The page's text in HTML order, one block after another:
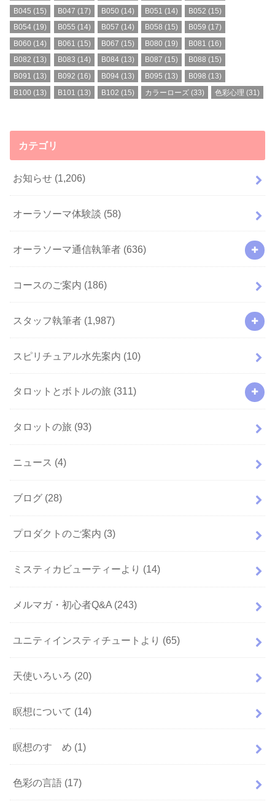
B045 (15) B047 (17) B050 (14) B051 (14) B052 (15)
B054 (19) B055 (14) B057 (14) B058 (15) B059 (17)
B060 (14) B061 (15) B067 (15) B080 (19) B081 (16)
B082 (13) B083 (14) B084(13) B087 (15) B088 (15)
B091 (13) B092 (16) B094(13) B095 (13) B098 (13)
B100 (13) B101 (13) B102 (15) カラーローズ (33) 色彩心理 (31)
カテゴリ
お知らせ (1,206)
オーラソーマ体験談 (58)
オーラソーマ通信執筆者 (636)
コースのご案内 (186)
スタッフ執筆者 (1,987)
スピリチュアル水先案内 (10)
タロットとボトルの旅 (311)
タロットの旅 (93)
ニュース (4)
ブログ (28)
プロダクトのご案内 (3)
ミスティカビューティーより (14)
メルマガ・初心者Q&A (243)
ユニティインスティチュートより (65)
天使いろいろ (20)
瞑想について (14)
瞑想のすゝめ (1)
色彩の言語 (17)